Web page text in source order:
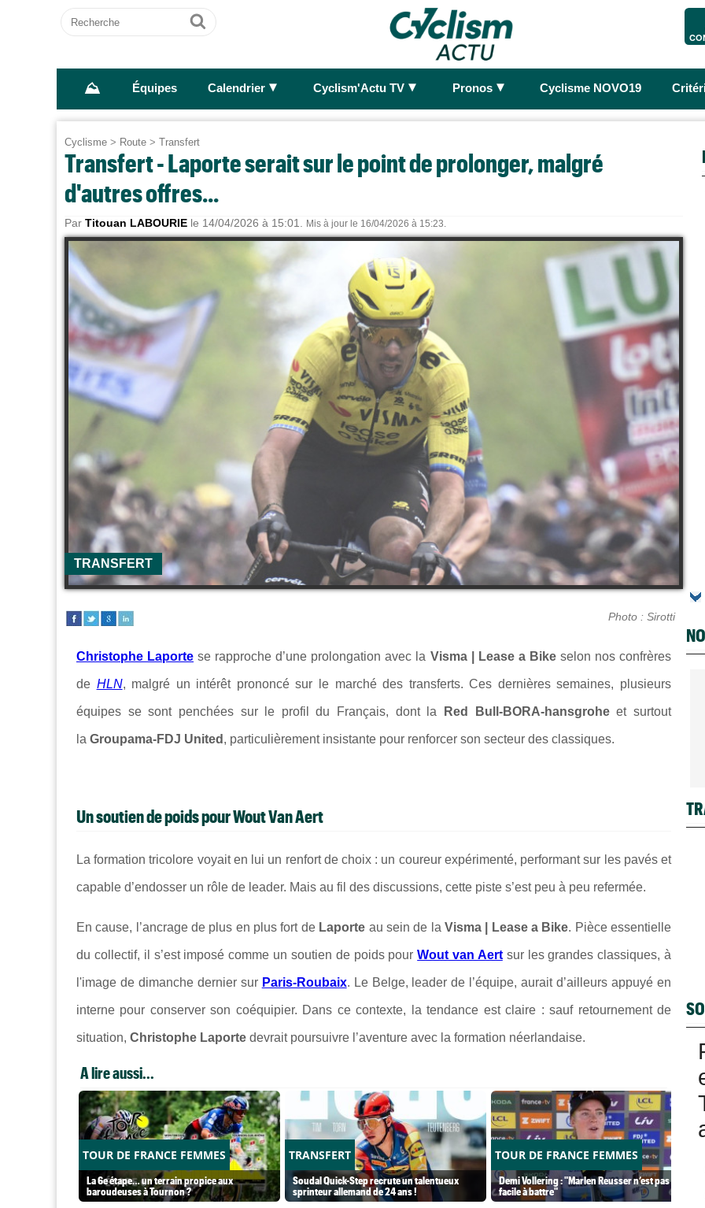
Recherche
Ok
⛰ Équipes Calendrier ► Cyclism'Actu TV ► Pronos ► Cyclisme NOVO19
Cyclisme > Route > Transfert
Transfert - Laporte serait sur le point de prolonger, malgré
d'autres offres...
Par Titouan LABOURIE le 14/04/2026 à 15:01. Mis à jour le 16/04/2026 à 15:23.
TRANSFERT
Photo : Sirotti
Christophe Laporte se rapproche d’une prolongation avec la Visma | Lease a Bikeselon nos confrères
de HLN, malgré un intérêt prononcé sur le marché des transferts. Ces dernières semaines, plusieurs
équipes se sont penchées sur le profil du Français, dont la Red Bull-BORA-hansgroheet surtout
la Groupama-FDJ United , particulièrement insistante pour renforcer son secteur des classiques.
Un soutien de poids pour Wout Van Aert
La formation tricolore voyait en lui un renfort de choix : un coureur expérimenté, performant sur les pavés et
capable d’endosser un rôle de leader. Mais au fil des discussions, cette piste s’est peu à peu refermée.
En cause, l’ancrage de plus en plus fort de Laporte au sein de la Visma | Lease a Bike. Pièce essentielle
du collectif, il s’est imposé comme un soutien de poids pourWout van Aertsur les grandes classiques, à
l'image de dimanche dernier sur Paris-Roubaix. Le Belge, leader de l’équipe, aurait d’ailleurs appuyé en
interne pour conserver son coéquipier. Dans ce contexte, la tendance est claire : sauf retournement de
situation, Christophe Laporte devrait poursuivre l’aventure avec la formation néerlandaise.
A lire aussi...
TOUR DE FRANCE FEMMES
La 6e étape… un terrain propice aux
baroudeuses à Tournon ?
TRANSFERT
Soudal Quick-Step recrute un talentueux
sprinteur allemand de 24 ans !
TOUR DE FRANCE FEMMES
Demi Vollering : "Marlen Reusser n’est pas
facile à battre"